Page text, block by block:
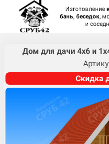
Изготовление
бань, беседок,
и
Дом для дачи 4х6 и
Скидка